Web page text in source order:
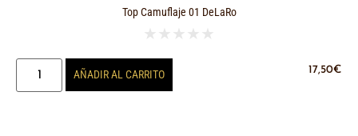
Top Camuflaje 01 DeLaRo
★ ★ ★ ★ ★
17,50€
AÑADIR AL CARRITO